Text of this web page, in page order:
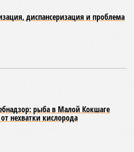
диспансеризация и проблема
рыба в Малой Кокшаге
нехватки кислорода